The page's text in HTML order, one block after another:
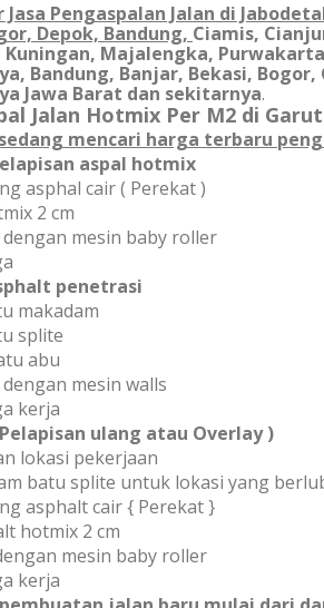
Pengaspalan Jalan di
Depok, Bandung, Ciamis,
Kuningan, Majalengka,
Bandung, Banjar, Bekasi,
Jawa Barat dan sekitarnya.
Jalan Hotmix Per M2 di
mencari harga terbaru
aspal hotmix
asphal cair ( Perekat )
2 cm
dengan mesin baby roller
penetrasi
makadam
splite
abu
mesin walls
kerja
ulang atau Overlay )
lokasi pekerjaan
batu splite untuk lokasi yang
asphalt cair { Perekat }
hotmix 2 cm
mesin baby roller
kerja